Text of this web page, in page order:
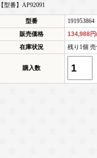
【型番】AP92091
型番
191953864
販売価格
134,988
在庫状況
残り1個
購入数